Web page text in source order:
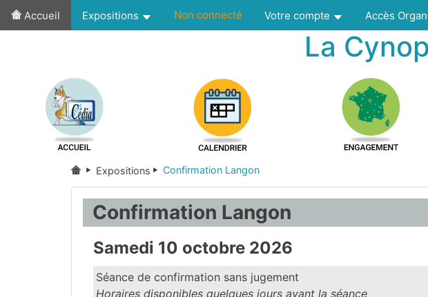
Accueil Expositions Non connecté Votre compte Accès
La
Expositions Confirmation Langon
Confirmation Langon
Samedi 10 octobre 2026
Séance de confirmation sans jugement
Horaires disponibles quelques jours avant la séance